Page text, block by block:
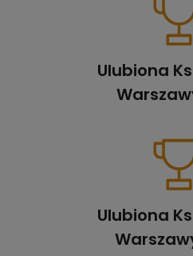
Ulubiona
Ulubiona